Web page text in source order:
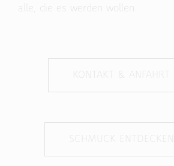
alle, die es werden wollen.